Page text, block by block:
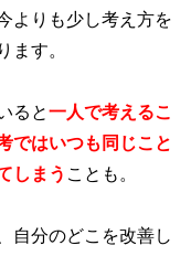
よりも少し考え方を
ます。
ると一人で考えるこ
ではいつも同じこと
しまう ことも。
自分のどこを改善し